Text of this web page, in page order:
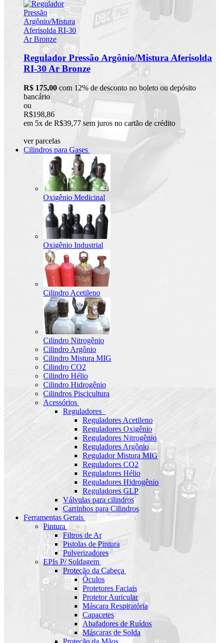
Regulador Pressão Argônio/Mistura Aferisolda
RI-30 Ar Bronze
R$ 175,00 com 12% de desconto no boleto ou depósito
bancário
ou
R$198,86
em 5x de R$39,77 sem juros no cartão de crédito
ver parcelas
Cilindros para Gases
Oxigênio Medicinal
Oxigênio Industrial
Cilindro Acetileno
Cilindro Nitrogênio
Cilindro Argônio
Cilindro Mistura MIG
Cilindro CO2
Cilindro Hélio
Cilindro Hidrogênio
Cilindros Piscicultura
Acessórios
Reguladores
Reguladores Acetileno
Reguladores Oxigênio
Reguladores Nitrogênio
Reguladores Argônio
Regulador Mistura MIG
Reguladores CO2
Reguladores Hélio
Reguladores Hidrogênio
Reguladores GLP
Válvulas para cilindros
Carrinhos para Cilindros
Ferramentas Gerais
Pintura
Filtros de Ar
Pistolas de Pintura
Pulverizadores
EPIs P/ Soldagem
Proteção da Cabeça
Óculos
Protetores Faciais
Protetor Auricular
Máscara Respiratória
Capacetes
Abafadores de Ruídos
Máscaras de Solda